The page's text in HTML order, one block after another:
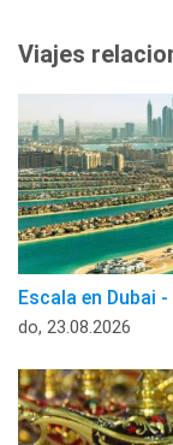
Viajes
Escala en Dubai
do, 23.08.2026